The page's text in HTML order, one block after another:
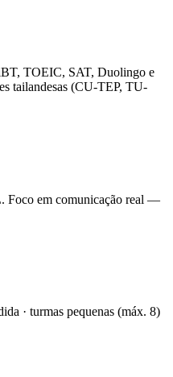
TOEIC, SAT, Duolingo e
tailandesas (CU-TEP, TU-
em comunicação real —
· turmas pequenas (máx. 8)